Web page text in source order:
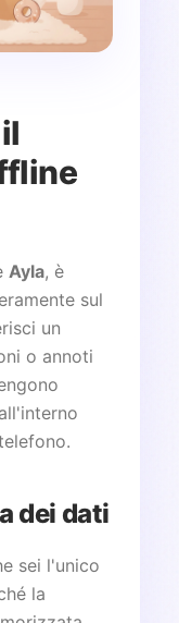
Ayla, è
sul
un
o annoti
dei dati
sei l'unico
la